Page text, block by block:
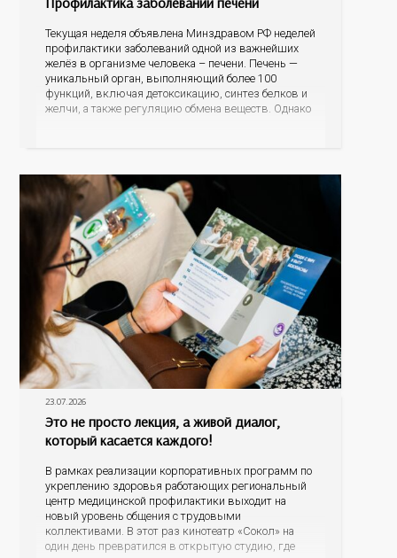
Текущая неделя объявлена Минздравом РФ неделей
профилактики заболеваний одной из важнейших
желёз в организме человека – печени. Печень —
уникальный орган, выполняющий более 100
функций, включая детоксикацию, синтез белков и
желчи, а также регуляцию обмена веществ. Однако
23.07.2026
Это не просто лекция, а живой диалог,
который касается каждого!
В рамках реализации корпоративных программ по
укреплению здоровья работающих региональный
центр медицинской профилактики выходит на
новый уровень общения с трудовыми
коллективами. В этот раз кинотеатр «Сокол» на
один день превратился в открытую студию, где